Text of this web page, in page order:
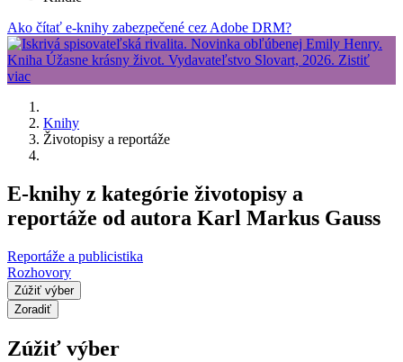
Ako čítať e-knihy zabezpečené cez Adobe DRM?
Knihy
Životopisy a reportáže
E-knihy z kategórie životopisy a
reportáže od autora Karl Markus Gauss
Reportáže a publicistika
Rozhovory
Zúžiť výber
Zoradiť
Zúžiť výber